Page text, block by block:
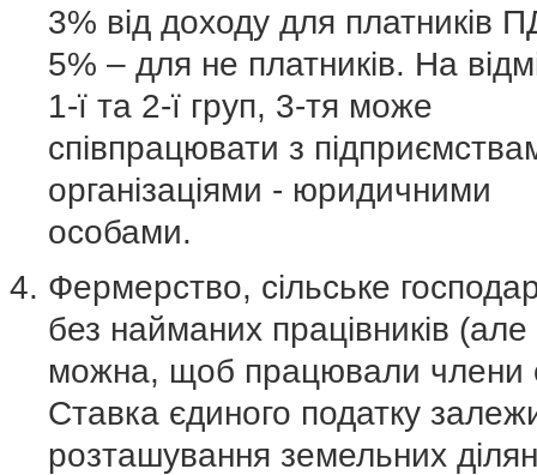
3% від доходу для платників
5% – для не платників. На
1-ї та 2-ї груп, 3-тя може
співпрацювати з
організаціями - юридичними
особами.
Фермерство, сільське
без найманих працівників (але
можна, щоб працювали члени
Ставка єдиного податку
розташування земельних